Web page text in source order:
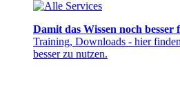
Damit das Wissen noch besser
Training, Downloads - hier
besser zu nutzen.